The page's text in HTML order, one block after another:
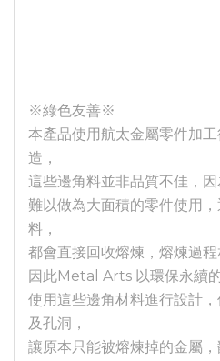
※綠色友善※
本產品使用航太金屬零件加
造，
這些邊角料並非品質不佳，因
難以做為大面積的零件使用
料，
都會直接回收熔煉，熔煉過程
因此Metal Arts 以環保永續
使用這些邊角材料進行設計
及孔洞，
讓原本只能被熔煉掉的金屬